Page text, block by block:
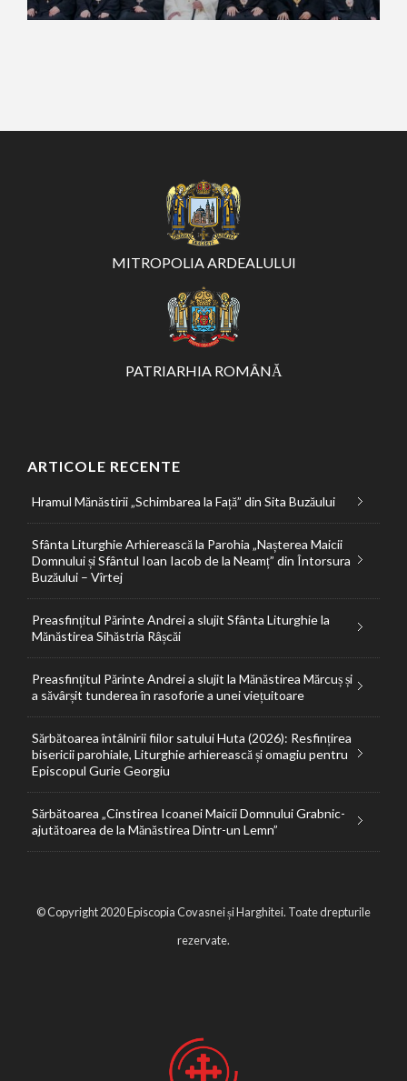
MITROPOLIA ARDEALULUI
PATRIARHIA ROMÂNĂ
ARTICOLE RECENTE
Hramul Mănăstirii „Schimbarea la Față” din Sita Buzăului
Sfânta Liturghie Arhierească la Parohia „Nașterea Maicii
Domnului și Sfântul Ioan Iacob de la Neamț” din Întorsura
Buzăului – Vîrtej
Preasfințitul Părinte Andrei a slujit Sfânta Liturghie la
Mănăstirea Sihăstria Râșcăi
Preasfințitul Părinte Andrei a slujit la Mănăstirea Mărcuș și
a săvârșit tunderea în rasoforie a unei viețuitoare
Sărbătoarea întâlnirii fiilor satului Huta (2026): Resfințirea
bisericii parohiale, Liturghie arhierească și omagiu pentru
Episcopul Gurie Georgiu
Sărbătoarea „Cinstirea Icoanei Maicii Domnului Grabnic-
ajutătoarea de la Mănăstirea Dintr-un Lemn”
© Copyright 2020 Episcopia Covasnei și Harghitei. Toate drepturile
rezervate.